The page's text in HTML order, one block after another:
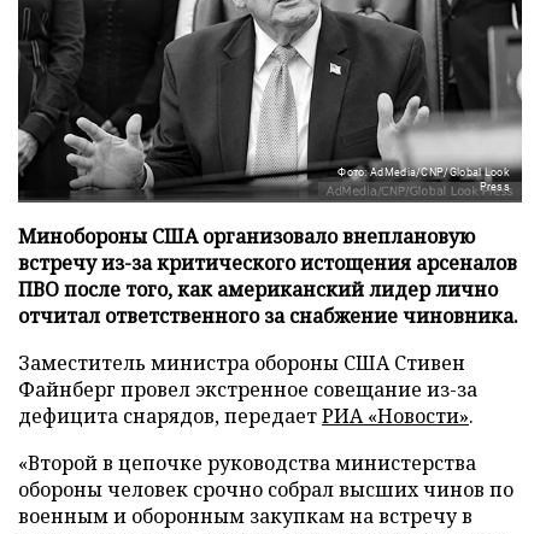
Фото: AdMedia/CNP/Global Look
Press
Минобороны США организовало внеплановую
встречу из-за критического истощения арсеналов
ПВО после того, как американский лидер лично
отчитал ответственного за снабжение чиновника.
Заместитель министра обороны США Стивен
Файнберг провел экстренное совещание из-за
дефицита снарядов, передаетРИА «Новости».
«Второй в цепочке руководства министерства
обороны человек срочно собрал высших чинов по
военным и оборонным закупкам на встречу в